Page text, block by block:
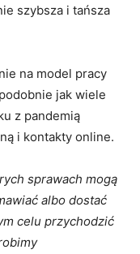
szybsza i tańsza
na model pracy
jak wiele
z pandemią
i kontakty online.
sprawach mogą
albo dostać
celu przychodzić